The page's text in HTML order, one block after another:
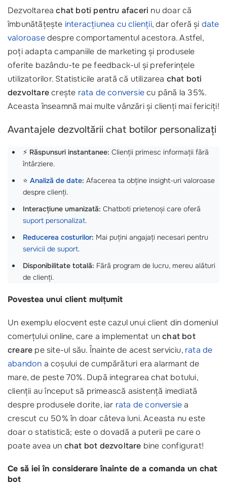
Dezvoltareachat boti pentru afaceri nu doar că
îmbunătățește interacțiunea cu clienții, dar oferă și date
valoroasedespre comportamentul acestora. Astfel,
poți adapta campaniile de marketing și produsele
oferite bazându-te pe feedback-ul și preferințele
utilizatorilor. Statisticile arată că utilizarea chat boti
dezvoltarecrește rata de conversiecu până la 35%.
Aceasta înseamnă mai multe vânzări și clienți mai fericiți!
Avantajele dezvoltării chat botilor personalizați
⚡ Răspunsuri instantanee: Clienții primesc informații fără
întârziere.
⭐ Analiză de date: Afacerea ta obține insight-uri valoroase
despre clienți.
Interacțiune umanizată: Chatboti prietenoși care oferă
suport personalizat.
Reducerea costurilor: Mai puțini angajați necesari pentru
servicii de suport.
Disponibilitate totală: Fără program de lucru, mereu alături
de clienți.
Povestea unui client mulțumit
Un exemplu elocvent este cazul unui client din domeniul
comerțului online, care a implementat unchat bot
creare pe site-ul său. Înainte de acest serviciu, rata de
abandon a coșului de cumpărături era alarmant de
mare, de peste 70%. După integrarea chat botului,
clienții au început să primească asistență imediată
despre produsele dorite, iar rata de conversiea
crescut cu 50% în doar câteva luni. Aceasta nu este
doar o statistică; este o dovadă a puterii pe care o
poate avea un chat bot dezvoltare bine configurat!
Ce să iei în considerare înainte de a comanda un chat
bot